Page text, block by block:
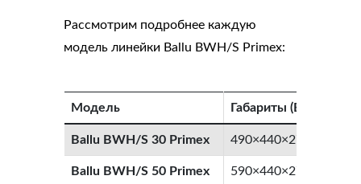
Рассмотрим подробнее каждую
модель линейки Ballu BWH/S Primex:
Модель Габариты (В×Ш×Г,
Ballu BWH/S 30 Primex 490×440×270
Ballu BWH/S 50 Primex 590×440×270